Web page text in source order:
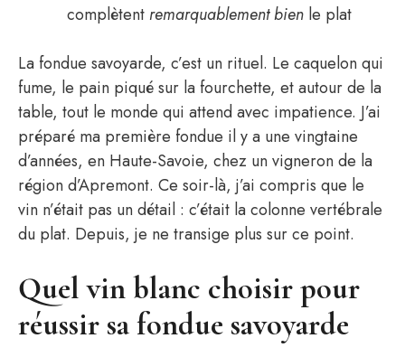
complètentremarquablement bien le plat
La fondue savoyarde, c’est un rituel. Le caquelon qui
fume, le pain piqué sur la fourchette, et autour de la
table, tout le monde qui attend avec impatience. J’ai
préparé ma première fondue il y a une vingtaine
d’années, en Haute-Savoie, chez un vigneron de la
région d’Apremont. Ce soir-là, j’ai compris que le
vin n’était pas un détail : c’était la colonne vertébrale
du plat. Depuis, je ne transige plus sur ce point.
Quel vin blanc choisir pour
réussir sa fondue savoyarde